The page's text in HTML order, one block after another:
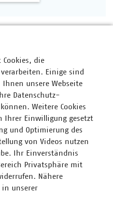
Cookies, die
Einige sind
unsere Webseite
Datenschutz-
Weitere Cookies
Ihrer Einwilligung gesetzt
und Optimierung des
von Videos nutzen
Ihr Einverständnis
Privatsphäre mit
Nähere
unserer